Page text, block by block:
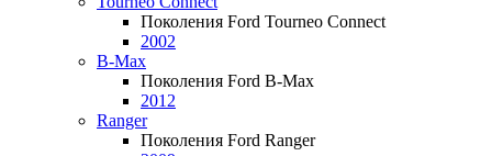
Поколения Ford Tourneo Connect
2002
B-Max
Поколения Ford B-Max
2012
Ranger
Поколения Ford Ranger